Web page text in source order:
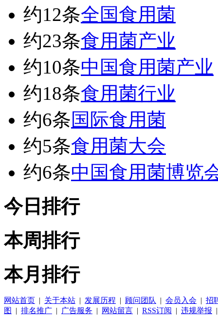
约12条全国食用菌
约23条食用菌产业
约10条中国食用菌产业
约18条食用菌行业
约6条国际食用菌
约5条食用菌大会
约6条中国食用菌博览
今日排行
本周排行
本月排行
网站首页 | 关于本站 | 发展历程 | 顾问团队 | 会员入会 | 招
图
| 排名推广 | 广告服务 | 网站留言 | RSS订阅 | 违规举报